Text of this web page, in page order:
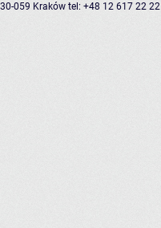
30-059 Kraków tel: +48 12 617 22 22